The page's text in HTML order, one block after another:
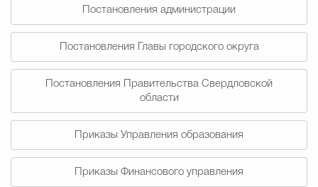
Муниципальные
Счётная палата Городского
Постановления администрации
Постановления Главы городского округа
Постановления Правительства Свердловской
области
Приказы Управления образования
Приказы Финансового управления